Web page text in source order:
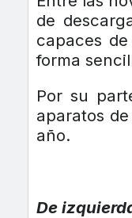
de
capaces
forma
Por su
aparatos
año.
De